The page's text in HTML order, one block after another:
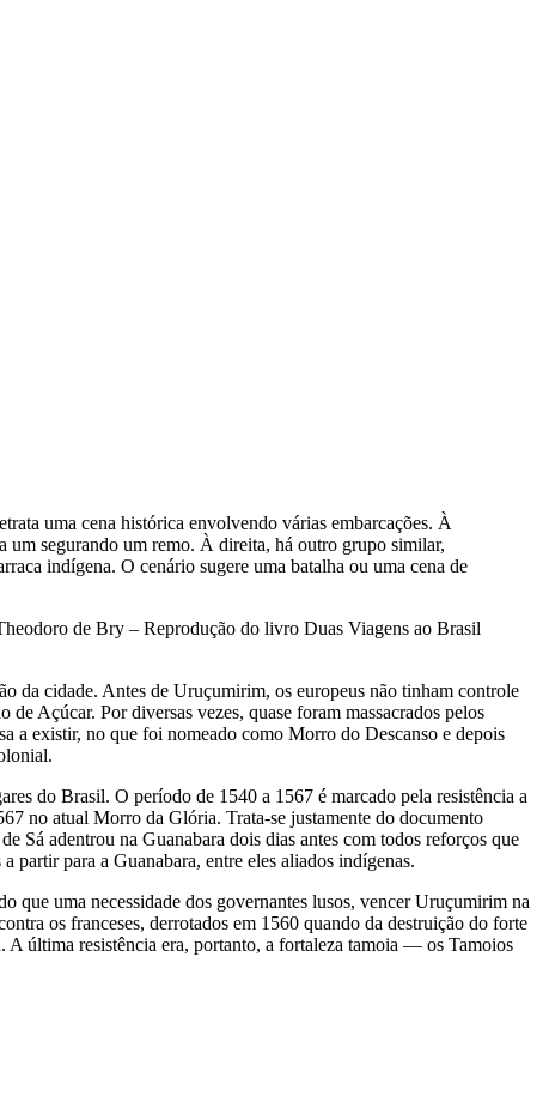
uma cena histórica envolvendo várias embarcações. À
um segurando um remo. À direita, há outro grupo similar,
indígena. O cenário sugere uma batalha ou uma cena de
de Bry – Reprodução do livro Duas Viagens ao Brasil
da cidade. Antes de Uruçumirim, os europeus não tinham controle
Açúcar. Por diversas vezes, quase foram massacrados pelos
a existir, no que foi nomeado como Morro do Descanso e depois
do Brasil. O período de 1540 a 1567 é marcado pela resistência a
no atual Morro da Glória. Trata-se justamente do documento
Sá adentrou na Guanabara dois dias antes com todos reforços que
partir para a Guanabara, entre eles aliados indígenas.
que uma necessidade dos governantes lusos, vencer Uruçumirim na
os franceses, derrotados em 1560 quando da destruição do forte
A última resistência era, portanto, a fortaleza tamoia — os Tamoios